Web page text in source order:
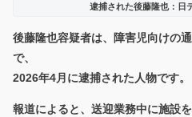
逮捕された後藤隆也：日
後藤隆也容疑者は、障害児向けの
で、
2026年4月に逮捕された人物です。
報道によると、送迎業務中に施設